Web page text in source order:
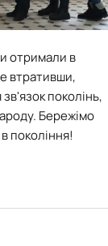
отримали в
втративши,
поколінь,
Бережімо
покоління!